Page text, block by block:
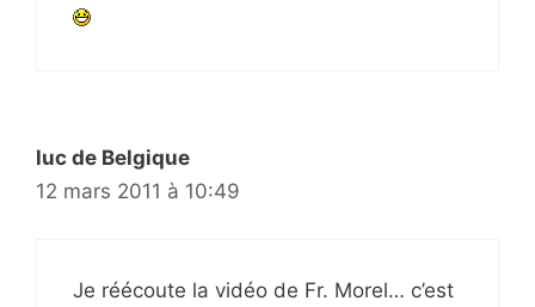
luc de Belgique
12 mars 2011 à 10:49
Je réécoute la vidéo de Fr. Morel… c’est